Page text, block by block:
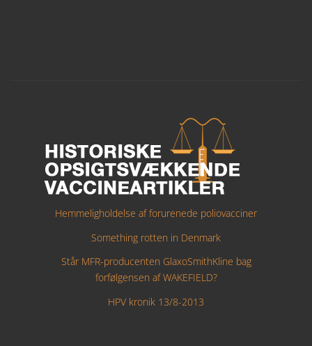
Hemmeligholdelse af forurenede poliovacciner
Something rotten in Denmark
Står MFR-producenten GlaxoSmithKline bag
forfølgensen af WAKEFIELD?
HPV kronik 13/8-2013